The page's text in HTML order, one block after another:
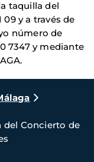
taquilla del
09 y a través de
número de
7347 y mediante
del Concierto de